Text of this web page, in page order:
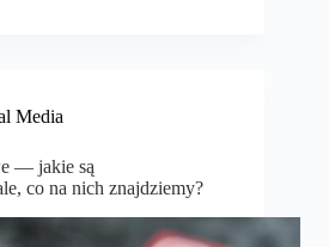
Media
— jakie są
co na nich znajdziemy?